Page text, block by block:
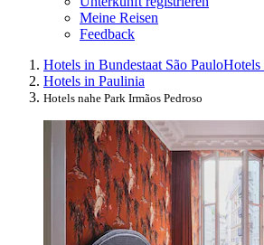
Meine Reisen
Feedback
Hotels in Bundestaat São PauloHotels
Hotels in Paulinia
Hotels nahe Park Irmãos Pedroso